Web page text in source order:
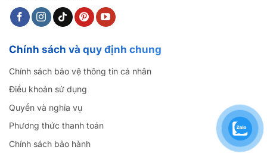
Chính sách và quy định chung
Chính sách bảo vệ thông tin cá nhân
Điều khoản sử dụng
Quyền và nghĩa vụ
Phương thức thanh toán
Chính sách bảo hành